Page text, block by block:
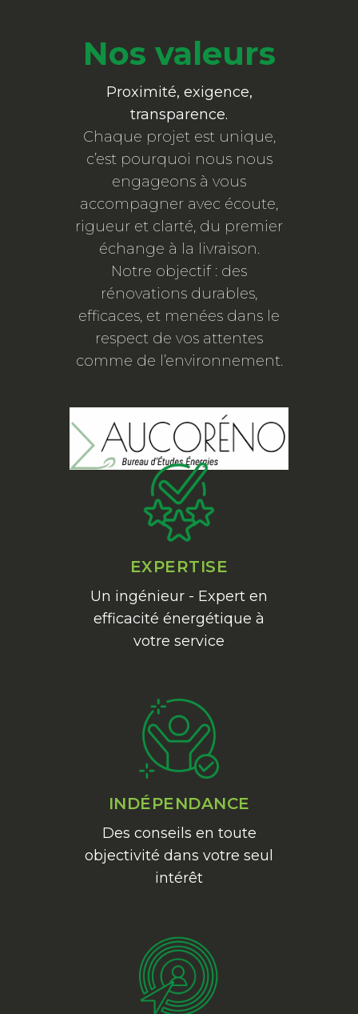
Nos valeurs
Proximité, exigence,
transparence.
Chaque projet est unique,
c’est pourquoi nous nous
engageons à vous
accompagner avec écoute,
rigueur et clarté, du premier
échange à la livraison.
Notre objectif : des
rénovations durables,
efficaces, et menées dans le
respect de vos attentes
comme de l’environnement.
EXPERTISE
Un ingénieur - Expert en
efficacité énergétique à
votre service
INDÉPENDANCE
Des conseils en toute
objectivité dans votre seul
intérêt